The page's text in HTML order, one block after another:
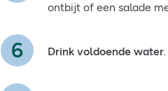
ontbijt of een salade
Drink voldoende water